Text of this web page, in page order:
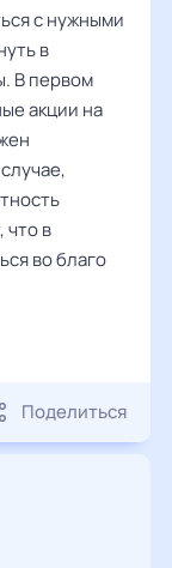
с нужными
в
В первом
акции на
что в
во благо
Поделиться